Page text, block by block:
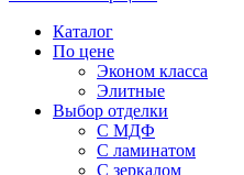
Каталог
По цене
Эконом класса
Элитные
Выбор отделки
С МДФ
С ламинатом
С зеркалом